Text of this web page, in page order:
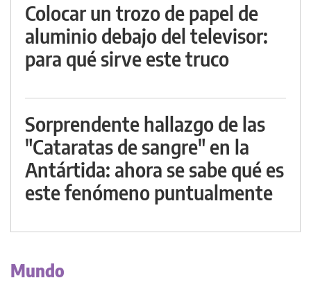
Colocar un trozo de papel de
aluminio debajo del televisor:
para qué sirve este truco
Sorprendente hallazgo de las
"Cataratas de sangre" en la
Antártida: ahora se sabe qué es
este fenómeno puntualmente
Mundo